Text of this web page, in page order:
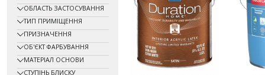
ОБЛАСТЬ ЗАСТОСУВАННЯ
ТИП ПРИМІЩЕННЯ
ПРИЗНАЧЕННЯ
ОБ'ЄКТ ФАРБУВАННЯ
МАТЕРІАЛ ОСНОВИ
СТУПІНЬ БЛИСКУ